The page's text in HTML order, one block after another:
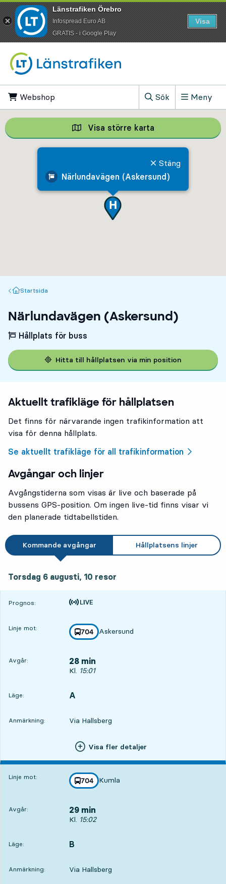
Webshop
Sök
, Visa sökfältet
Meny
Närlundavägen (Askersund)
Stäng
Visa större karta Visa större
Startsida
Startsida
Närlundavägen (Askersund)
Hållplats för buss
Hitta till hållplatsen via min position
Aktuellt trafikläge för hållplatsen
Det finns för närvarande ingen trafikinformation att
visa för denna hållplats.
Se aktuellt trafikläge för all trafikinformation
Avgångar och linjer
Avgångstiderna som visas är live och baserade på
bussens GPS-position. Om ingen live-tid finns visar vi
den planerade tidtabellstiden.
Kommande avgångar Hållplatsens linjer
Torsdag 6 augusti, 10 resor
Prognos:
Tiden är prognos
Linje mot: linje
704
mot
Askersund
,
Avgår: 28 min
Avgår, Kl. 15:01, om 28 min
Kl. 15:01
Läge:
LÄGE, A
,
Anmärkning: Via Hallsberg
Visa fler detaljer
Linje mot: linje
704
mot
Kumla
,
Avgår: 29 min
Avgår, Kl. 15:02, om 29 min
Kl. 15:02
Läge:
LÄGE, B
,
Anmärkning: Via Hallsberg
Länstrafiken Örebro
Infospread Euro AB
​GRATIS - i Google Play
Visa